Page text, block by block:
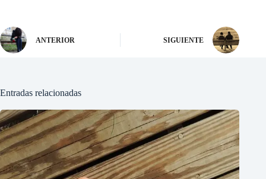
ANTERIOR SIGUIENTE
Entradas relacionadas